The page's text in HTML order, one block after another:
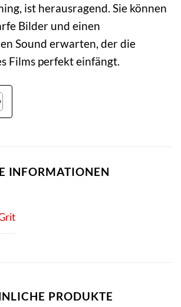
ist herausragend. Sie können
Bilder und einen
Sound erwarten, der die
Films perfekt einfängt.
INFORMATIONEN
PRODUKTE